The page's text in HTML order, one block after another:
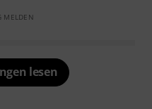
MELDEN
lesen